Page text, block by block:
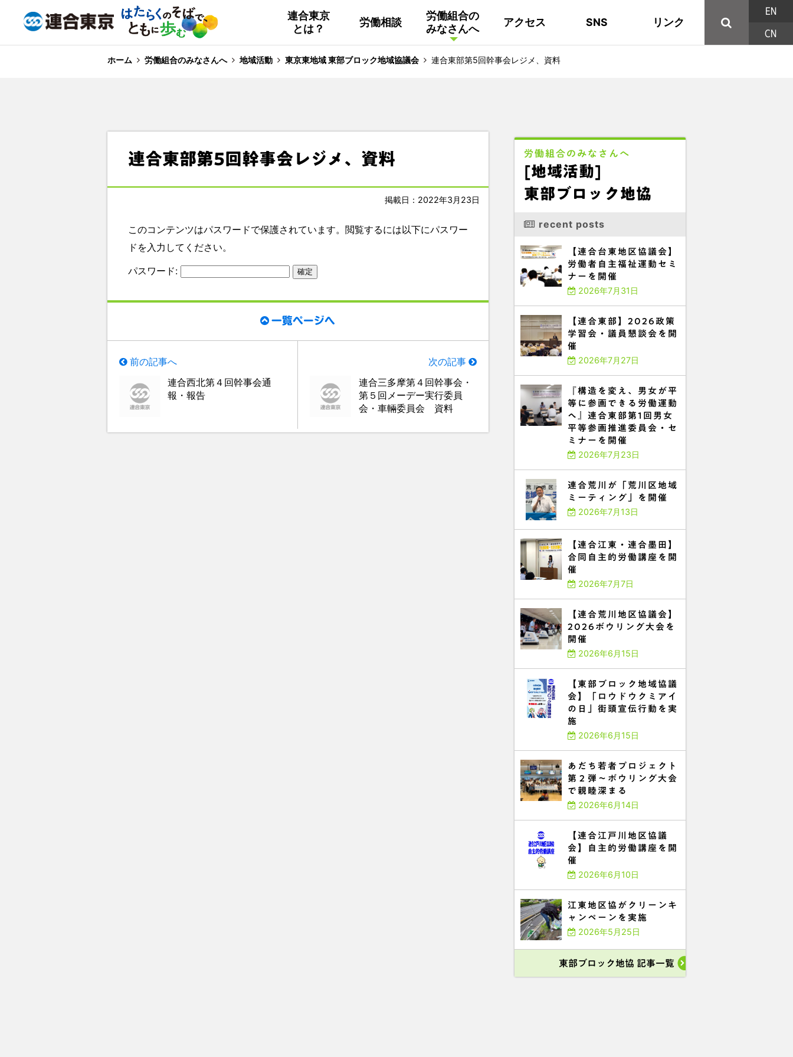
連合東京
とは？
組織概要 44の構成組織 主な取り組み
労働相談
労働組合の
みなさんへ
活動 地域活動 資料
東京NET ログイン
アクセス
連合東京 東部ブロック地協 西北ブロック
SNS
Facebook YouTube X/Twitter
リンク
EN
CN
ホーム 労働組合のみなさんへ 地域活動 東京東地域 東部ブロック地域協議会 連合東部第5回幹事会レジメ、資料
連合東部第5回幹事会レジメ、資料
掲載日：2022年3月23日
このコンテンツはパスワードで保護されています。閲覧するには以下にパスワー
ドを入力してください。
パスワード:
一覧ページへ
前の記事へ
連合西北第４回幹事会通
報・報告
次の記事
連合三多摩第４回幹事会・
第５回メーデー実行委員
会・車輛委員会 資料
労働組合のみなさんへ
[地域活動]
東部ブロック地協
recent posts
【連合台東地区協議会】
労働者自主福祉運動セミ
ナーを開催
2026年7月31日
【連合東部】2026政策
学習会・議員懇談会を開
催
2026年7月27日
『構造を変え、男女が平
等に参画できる労働運動
へ』連合東部第1回男女
平等参画推進委員会・セ
ミナーを開催
2026年7月23日
連合荒川が「荒川区地域
ミーティング」を開催
2026年7月13日
【連合江東・連合墨田】
合同自主的労働講座を開
催
2026年7月7日
【連合荒川地区協議会】
2026ボウリング大会を
開催
2026年6月15日
【東部ブロック地域協議
会】「ロウドウクミアイ
の日」街頭宣伝行動を実
施
2026年6月15日
あだち若者プロジェクト
第２弾～ボウリング大会
で親睦深まる
2026年6月14日
【連合江戸川地区協議
会】自主的労働講座を開
催
2026年6月10日
江東地区協がクリーンキ
ャンペーンを実施
2026年5月25日
東部ブロック地協 記事一覧